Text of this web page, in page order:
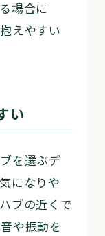
場合に
えやすい
い
を選ぶデ
になりや
ブの近くで
や振動を